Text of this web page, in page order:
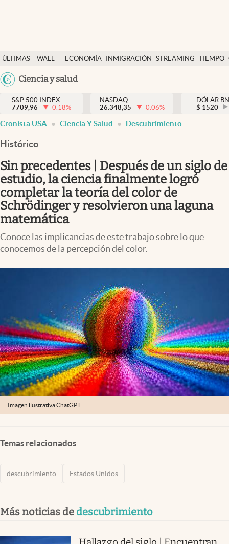
ÚLTIMAS
NOTICIAS
WALL
DÓLAR
ECONOMÍA INMIGRACIÓN STREAMING TIEMPO
México
Ciencia y salud
Finanzas y economía
Wall Street y dólar
Inmigración
Espiritual
Streaming
PC y mobile
Lifestyle
S&P 500 INDEX
7709,96
-0.18%
NASDAQ
26.348,35
-0.06%
DÓLAR
$ 1520
Cronista USA Ciencia Y Salud Descubrimiento
Histórico
Sin precedentes | Después de un siglo de
estudio, la ciencia finalmente logró
completar la teoría del color de
Schrödinger y resolvieron una laguna
matemática
Conoce las implicancias de este trabajo sobre lo que
conocemos de la percepción del color.
Imagen ilustrativa ChatGPT
Temas relacionados
descubrimiento Estados Unidos
Más noticias de descubrimiento